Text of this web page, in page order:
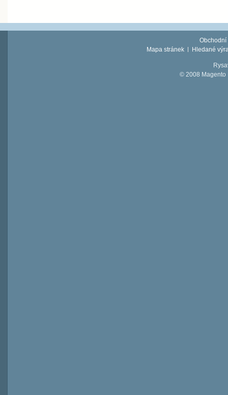
Obchodní
Mapa stránek
Hledané
© 2008 Magento